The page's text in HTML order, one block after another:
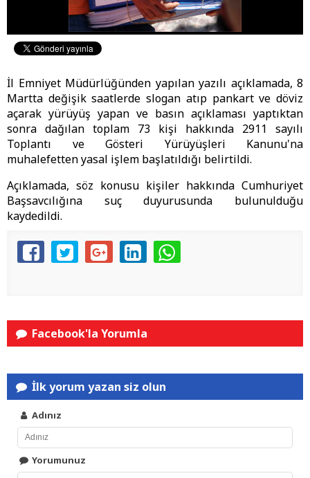
İl Emniyet Müdürlüğünden yapılan yazılı açıklamada, 8
Martta değişik saatlerde slogan atıp pankart ve döviz
açarak yürüyüş yapan ve basın açıklaması yaptıktan
sonra dağılan toplam 73 kişi hakkında 2911 sayılı
Toplantı ve Gösteri Yürüyüşleri Kanunu'na
muhalefetten yasal işlem başlatıldığı belirtildi.
Açıklamada, söz konusu kişiler hakkında Cumhuriyet
Başsavcılığına suç duyurusunda bulunulduğu
kaydedildi.
Facebook'la Yorumla
İlk yorum yazan siz olun
Adınız
Yorumunuz